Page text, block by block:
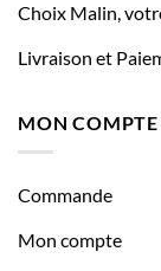
Choix Malin,
Livraison et
MON COMPTE
Commande
Mon compte